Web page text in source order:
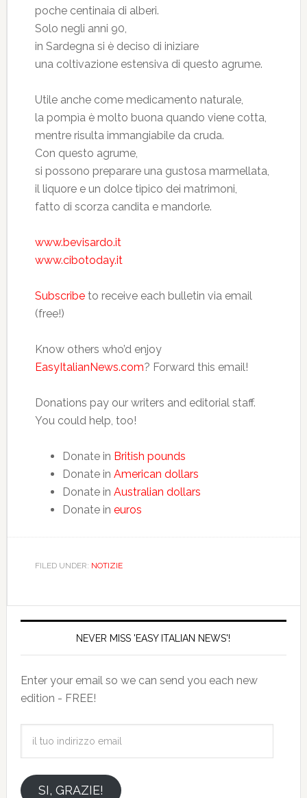
poche centinaia di alberi.
Solo negli anni 90,
in Sardegna si è deciso di iniziare
una coltivazione estensiva di questo agrume.
Utile anche come medicamento naturale,
la pompìa è molto buona quando viene cotta,
mentre risulta immangiabile da cruda.
Con questo agrume,
si possono preparare una gustosa marmellata,
il liquore e un dolce tipico dei matrimoni,
fatto di scorza candita e mandorle.
www.bevisardo.it
www.cibotoday.it
Subscribeto receive each bulletin via email
(free!)
Know others who’d enjoy
EasyItalianNews.com? Forward this email!
Donations pay our writers and editorial staff.
You could help, too!
Donate in British pounds
Donate in American dollars
Donate in Australian dollars
Donate in euros
FILED UNDER: NOTIZIE
NEVER MISS 'EASY ITALIAN NEWS'!
Enter your email so we can send you each new
edition - FREE!
emailSI, GRAZIE!